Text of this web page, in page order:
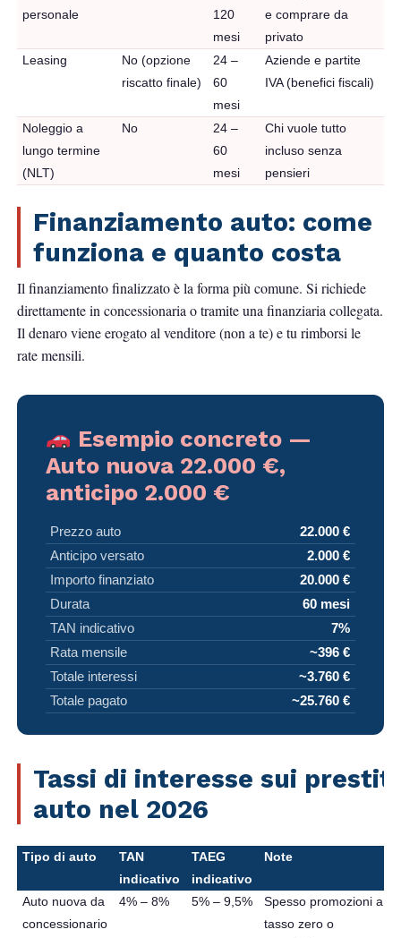
personale
120
mesi
e comprare da
privato
Leasing
No (opzione
riscatto finale)
24 –
60
mesi
Aziende e partite
IVA (benefici fiscali)
Noleggio a
lungo termine
(NLT)
No
24 –
60
mesi
Chi vuole tutto
incluso senza
pensieri
Finanziamento auto: come
funziona e quanto costa
Il finanziamento finalizzato è la forma più comune. Si richiede
direttamente in concessionaria o tramite una finanziaria collegata.
Il denaro viene erogato al venditore (non a te) e tu rimborsi le
rate mensili.
Esempio concreto —
Auto nuova 22.000 €,
anticipo 2.000 €
Prezzo auto
22.000 €
Anticipo versato
2.000 €
Importo finanziato
20.000 €
Durata
60 mesi
TAN indicativo
7%
Rata mensile
~396 €
Totale interessi
~3.760 €
Totale pagato
~25.760 €
Tassi di interesse sui prestiti
auto nel 2026
Tipo di auto
TAN
indicativo
TAEG
indicativo
Note
Auto nuova da
concessionario
4% – 8% 5% – 9,5%
Spesso promozioni a
tasso zero o